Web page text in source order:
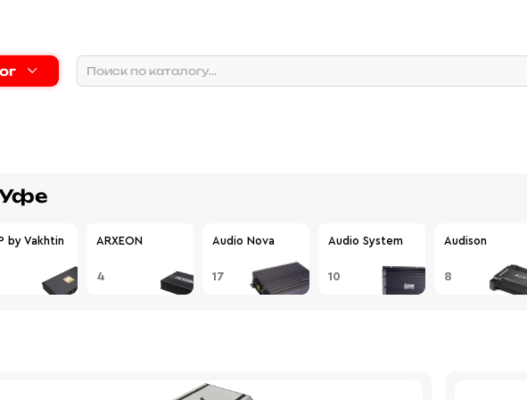
Уфе
by Vakhtin ARXEON
4
Audio Nova
17
Audio System
10
Audison
8